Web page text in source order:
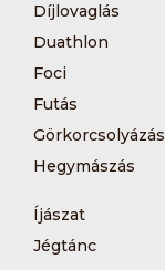
Díjlovaglás
Duathlon
Foci
Futás
Görkorcsolyázás
Hegymászás
Íjászat
Jégtánc